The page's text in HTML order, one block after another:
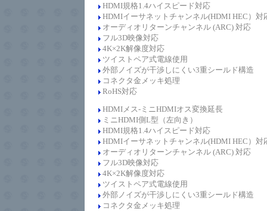
HDMI規格1.4ハイスピード対応
HDMIイーサネットチャンネル(HDMI HEC）対
オーディオリターンチャンネル (ARC) 対応
フル3D映像対応
4K×2K解像度対応
ツイストペア式電線使用
外部ノイズが干渉しにくい3重シールド構造
コネクタ金メッキ処理
RoHS対応
HDMIメス-ミニHDMIオス変換延長
ミニHDMI側L型（左向き）
HDMI規格1.4ハイスピード対応
HDMIイーサネットチャンネル(HDMI HEC）対
オーディオリターンチャンネル (ARC) 対応
フル3D映像対応
4K×2K解像度対応
ツイストペア式電線使用
外部ノイズが干渉しにくい3重シールド構造
コネクタ金メッキ処理